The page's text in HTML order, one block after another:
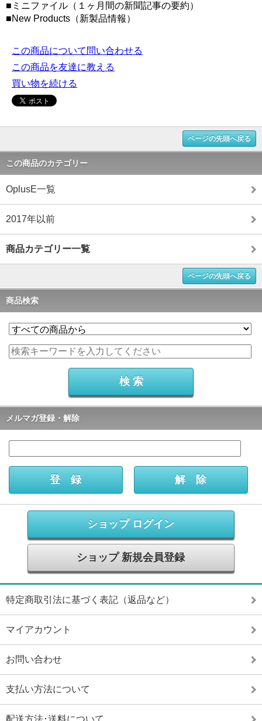
■ミニファイル（１ヶ月間の新聞記事の要約）
■New Products（新製品情報）
この商品について問い合わせる
この商品を友達に教える
買い物を続ける
ページの先頭へ戻る
この商品のカテゴリー
OplusE一覧
2017年以前
商品カテゴリー一覧
ページの先頭へ戻る
商品検索
メルマガ登録・解除
ショップ ログイン
ショップ 新規会員登録
特定商取引法に基づく表記（返品など）
マイアカウント
お問い合わせ
支払い方法について
配送方法･送料について